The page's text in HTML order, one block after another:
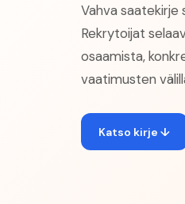
Vahva saatekirje
Rekrytoijat
osaamista,
vaatimusten
Katso kirje ↓